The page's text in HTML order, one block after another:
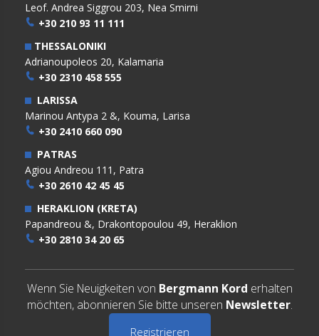
Leof. Andrea Siggrou 203, Nea Smirni
+30 210 93 11 111
THESSALONIKI
Adrianoupoleos 20, Kalamaria
+30 2310 458 555
LARISSA
Marinou Antypa 2 &, Kouma, Larisa
+30 2410 660 090
PATRAS
Agiou Andreou 111, Patra
+30 2610 42 45 45
HERAKLION (KRETA)
Papandreou &, Drakontopoulou 49, Heraklion
+30 2810 34 20 65
Wenn Sie Neuigkeiten von Bergmann Kord erhalten
möchten, abonnieren Sie bitte unseren Newsletter.
Registrieren